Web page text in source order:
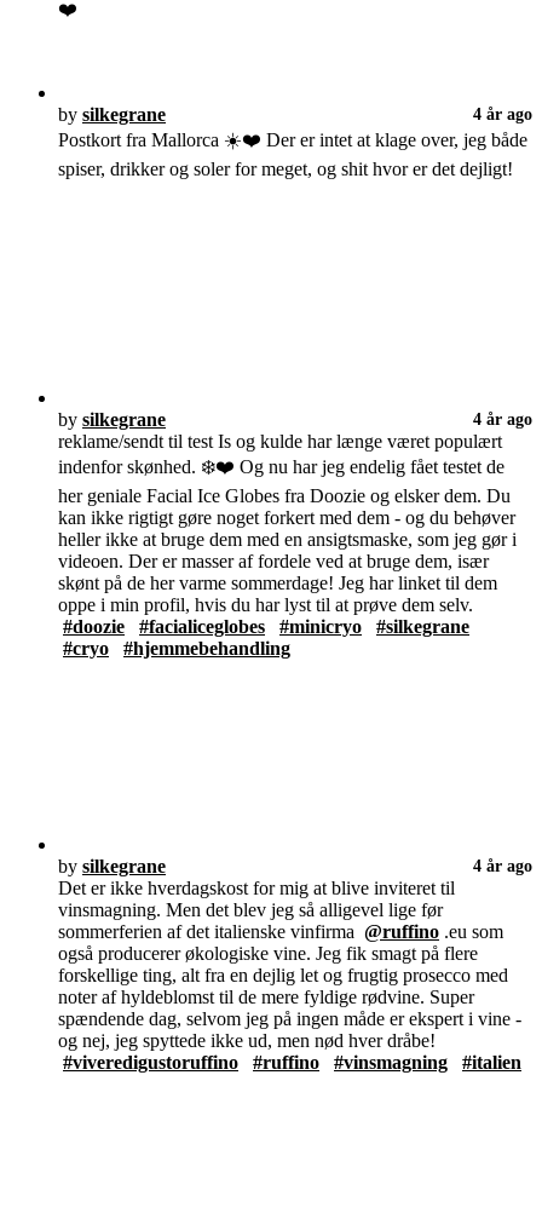
❤️
by silkegrane 4 år ago
Postkort fra Mallorca ☀️❤️ Der er intet at klage over, jeg både
spiser, drikker og soler for meget, og shit hvor er det dejligt!
by silkegrane 4 år ago
reklame/sendt til test Is og kulde har længe været populært
indenfor skønhed. ❄️❤️ Og nu har jeg endelig fået testet de
her geniale Facial Ice Globes fra Doozie og elsker dem. Du
kan ikke rigtigt gøre noget forkert med dem - og du behøver
heller ikke at bruge dem med en ansigtsmaske, som jeg gør i
videoen. Der er masser af fordele ved at bruge dem, især
skønt på de her varme sommerdage! Jeg har linket til dem
oppe i min profil, hvis du har lyst til at prøve dem selv.
#doozie
#facialiceglobes #minicryo
#silkegrane
#cryo
#hjemmebehandling
by silkegrane 4 år ago
Det er ikke hverdagskost for mig at blive inviteret til
vinsmagning. Men det blev jeg så alligevel lige før
sommerferien af det italienske vinfirma @ruffino .eu som
også producerer økologiske vine. Jeg fik smagt på flere
forskellige ting, alt fra en dejlig let og frugtig prosecco med
noter af hyldeblomst til de mere fyldige rødvine. Super
spændende dag, selvom jeg på ingen måde er ekspert i vine -
og nej, jeg spyttede ikke ud, men nød hver dråbe!
#viveredigustoruffino
#ruffino #vinsmagning #italien